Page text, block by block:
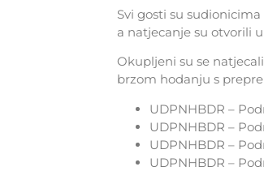
Svi gosti su
a natjecanje su otvorili
Okupljeni su se
brzom hodanju s
UDPNHBDR –
UDPNHBDR –
UDPNHBDR –
UDPNHBDR –